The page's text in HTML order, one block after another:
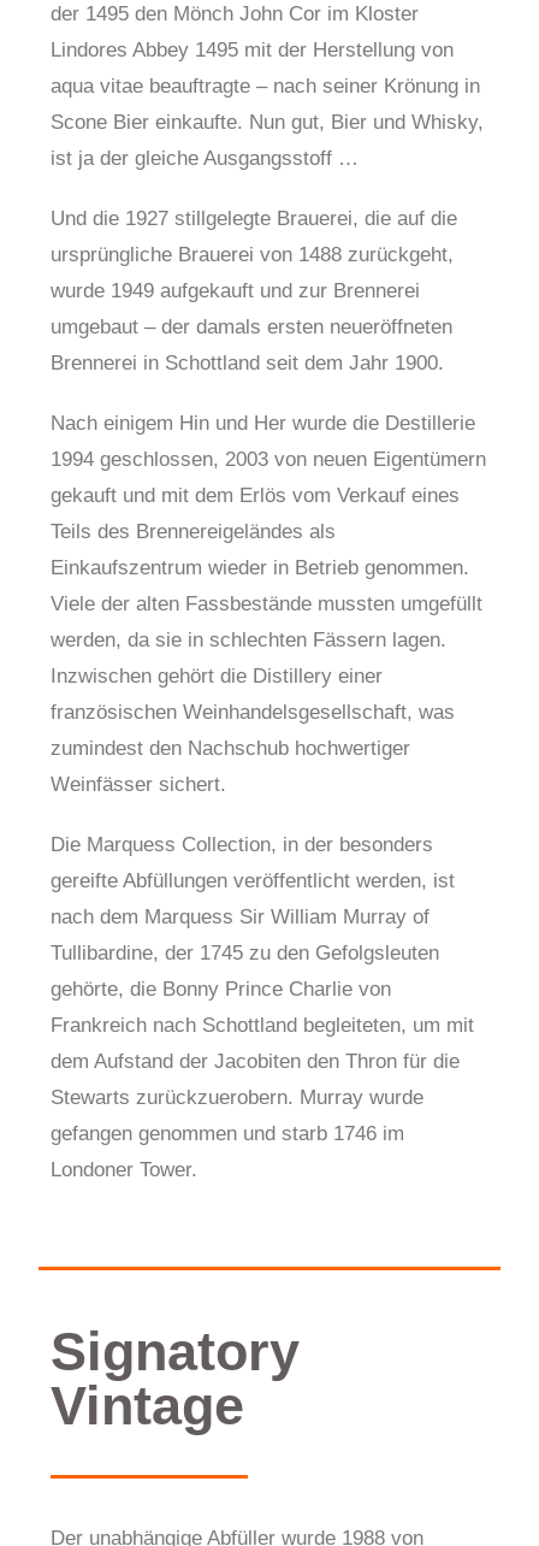
der 1495 den Mönch John Cor im Kloster
Lindores Abbey 1495 mit der Herstellung von
aqua vitae beauftragte – nach seiner Krönung in
Scone Bier einkaufte. Nun gut, Bier und Whisky,
ist ja der gleiche Ausgangsstoff …
Und die 1927 stillgelegte Brauerei, die auf die
ursprüngliche Brauerei von 1488 zurückgeht,
wurde 1949 aufgekauft und zur Brennerei
umgebaut – der damals ersten neueröffneten
Brennerei in Schottland seit dem Jahr 1900.
Nach einigem Hin und Her wurde die Destillerie
1994 geschlossen, 2003 von neuen Eigentümern
gekauft und mit dem Erlös vom Verkauf eines
Teils des Brennereigeländes als
Einkaufszentrum wieder in Betrieb genommen.
Viele der alten Fassbestände mussten umgefüllt
werden, da sie in schlechten Fässern lagen.
Inzwischen gehört die Distillery einer
französischen Weinhandelsgesellschaft, was
zumindest den Nachschub hochwertiger
Weinfässer sichert.
Die Marquess Collection, in der besonders
gereifte Abfüllungen veröffentlicht werden, ist
nach dem Marquess Sir William Murray of
Tullibardine, der 1745 zu den Gefolgsleuten
gehörte, die Bonny Prince Charlie von
Frankreich nach Schottland begleiteten, um mit
dem Aufstand der Jacobiten den Thron für die
Stewarts zurückzuerobern. Murray wurde
gefangen genommen und starb 1746 im
Londoner Tower.
Signatory
Vintage
Der unabhängige Abfüller wurde 1988 von